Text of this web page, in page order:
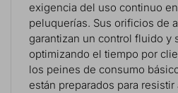
exigencia del uso continuo
peluquerías. Sus orificios de
garantizan un control fluido y
optimizando el tiempo por
los peines de consumo
están preparados para